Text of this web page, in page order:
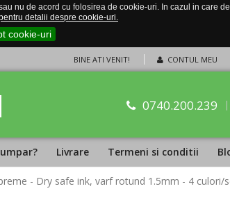
nu de acord cu folosirea de cookie-uri. In cazul in care
detalii despre cookie-uri.
cookie-uri
CONTUL MEU
BINE ATI VENIT!
0740.200.239
Livrare Termeni si conditii
- Dry safe ink, varf rotund 1.5mm - 4 culori/